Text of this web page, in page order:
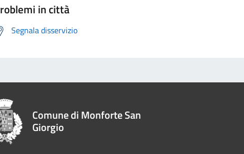
in città
Segnala disservizio
Comune di Monforte San
Giorgio